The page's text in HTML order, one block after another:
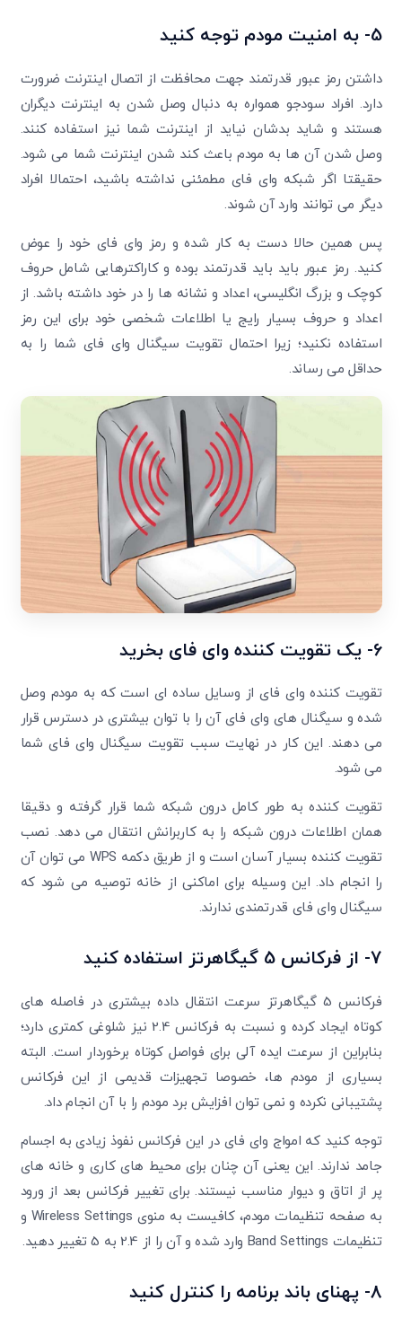
5- به امنیت مودم توجه کنید
داشتن رمز عبور قدرتمند جهت محافظت از اتصال اینترنت ضرورت
دارد. افراد سودجو همواره به دنبال وصل شدن به اینترنت دیگران
هستند و شاید بدشان نیاید از اینترنت شما نیز استفاده کنند.
وصل شدن آن ها به مودم باعث کند شدن اینترنت شما می شود.
حقیقتا اگر شبکه وای فای مطمئنی نداشته باشید، احتمالا افراد
دیگر می توانند وارد آن شوند.
پس همین حالا دست به کار شده و رمز وای فای خود را عوض
کنید. رمز عبور باید باید قدرتمند بوده و کاراکترهایی شامل حروف
کوچک و بزرگ انگلیسی، اعداد و نشانه ها را در خود داشته باشد. از
اعداد و حروف بسیار رایج یا اطلاعات شخصی خود برای این رمز
استفاده نکنید؛ زیرا احتمال تقویت سیگنال وای فای شما را به
حداقل می رساند.
6- یک تقویت کننده وای فای بخرید
تقویت کننده وای فای از وسایل ساده ای است که به مودم وصل
شده و سیگنال های وای فای آن را با توان بیشتری در دسترس قرار
می دهند. این کار در نهایت سبب تقویت سیگنال وای فای شما
می شود.
تقویت کننده به طور کامل درون شبکه شما قرار گرفته و دقیقا
همان اطلاعات درون شبکه را به کاربرانش انتقال می دهد. نصب
تقویت کننده بسیار آسان است و از طریق دکمه WPS می توان آن
را انجام داد. این وسیله برای اماکنی از خانه توصیه می شود که
سیگنال وای فای قدرتمندی ندارند.
7- از فرکانس 5 گیگاهرتز استفاده کنید
فرکانس 5 گیگاهرتز سرعت انتقال داده بیشتری در فاصله های
کوتاه ایجاد کرده و نسبت به فرکانس 2.4 نیز شلوغی کمتری دارد؛
بنابراین از سرعت ایده آلی برای فواصل کوتاه برخوردار است. البته
بسیاری از مودم ها، خصوصا تجهیزات قدیمی از این فرکانس
پشتیبانی نکرده و نمی توان افزایش برد مودم را با آن انجام داد.
توجه کنید که امواج وای فای در این فرکانس نفوذ زیادی به اجسام
جامد ندارند. این یعنی آن چنان برای محیط های کاری و خانه های
پر از اتاق و دیوار مناسب نیستند. برای تغییر فرکانس بعد از ورود
به صفحه تنظیمات مودم، کافیست به منوی Wireless Settings و
تنظیمات Band Settings وارد شده و آن را از 2.4 به 5 تغییر دهید.
8- پهنای باند برنامه را کنترل کنید